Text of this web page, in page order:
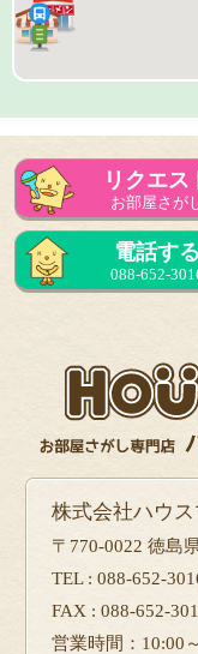
リクエス
お部屋さが
電話する
088-652-
株式会社ハウ
〒770-0022 徳島
TEL : 088-652-
FAX : 088-652-
営業時間：10:00